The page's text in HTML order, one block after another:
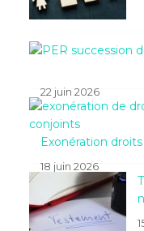
22 juin 2026
Exonération
18 juin 2026